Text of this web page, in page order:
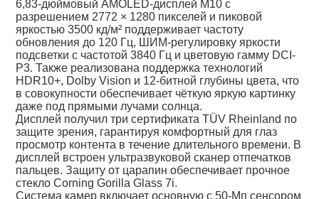
6,83-дюймовый AMOLED-дисплей M10 с
разрешением 2772 × 1280 пикселей и пиковой
яркостью 3500 кд/м² поддерживает частоту
обновления до 120 Гц, ШИМ-регулировку яркости
подсветки с частотой 3840 Гц и цветовую гамму DCI-
P3. Также реализована поддержка технологий
HDR10+, Dolby Vision и 12-битной глубины цвета, что
в совокупности обеспечивает чёткую яркую картинку
даже под прямыми лучами солнца.
Дисплей получил три сертификата TÜV Rheinland по
защите зрения, гарантируя комфортный для глаз
просмотр контента в течение длительного времени. В
дисплей встроен ультразвуковой сканер отпечатков
пальцев. Защиту от царапин обеспечивает прочное
стекло Corning Gorilla Glass 7i.
Система камер включает основную с 50-Мп сенсором